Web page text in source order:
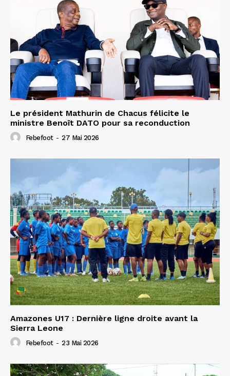
Le président Mathurin de Chacus félicite le
ministre Benoît DATO pour sa reconduction
Febefoot - 27 Mai 2026
Amazones U17 : Dernière ligne droite avant la
Sierra Leone
Febefoot - 23 Mai 2026